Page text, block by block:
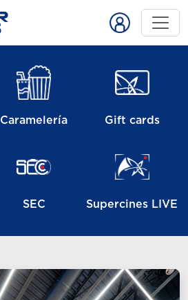
Caramelería Gift cards
SEC Supercines LIVE